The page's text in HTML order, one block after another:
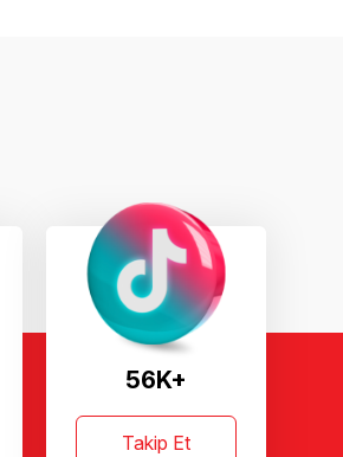
56K+
Takip Et